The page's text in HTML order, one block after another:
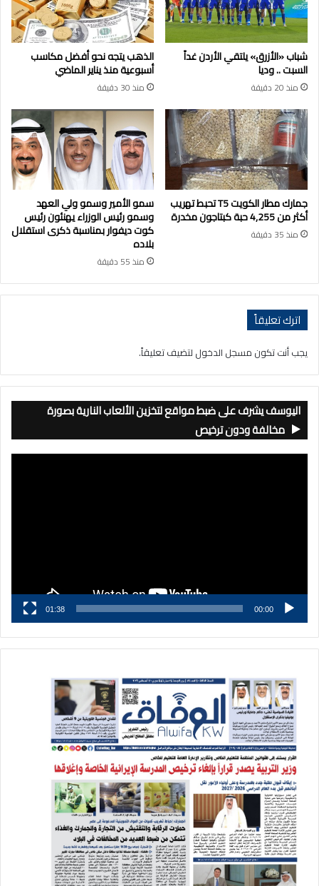
شباب «الأزرق» يلتقي الأردن غداً
السبت .. وديا
منذ 20 دقيقة
الذهب يتجه نحو أفضل مكاسب
أسبوعية منذ يناير الماضي
منذ 30 دقيقة
جمارك مطار الكويت T5 تحبط تهريب
أكثر من 4,255 حبة كبتاجون مخدرة
منذ 35 دقيقة
سمو الأمير وسمو ولي العهد
وسمو رئيس الوزراء يهنئون رئيس
كوت ديفوار بمناسبة ذكرى استقلال
بلاده
منذ 55 دقيقة
اترك تعليقاً
يجب أنت تكون مسجل الدخول لتضيف تعليقاً.
اليوسف يشرف على ضبط مواقع لتخزين الألعاب النارية بصورة
مخالفة ودون ترخيص
00:00
01:38